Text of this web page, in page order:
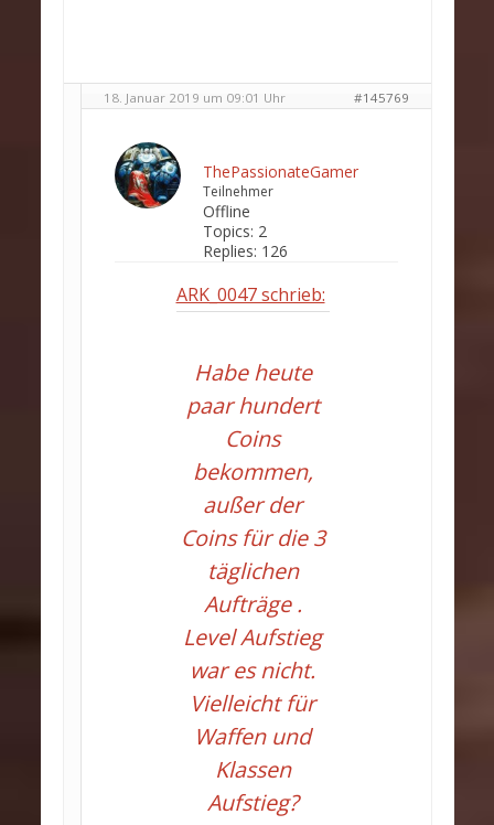
18. Januar 2019 um 09:01 Uhr #145769
ThePassionateGamer
Teilnehmer
Offline
Topics: 2
Replies: 126
ARK_0047 schrieb:
Habe heute
paar hundert
Coins
bekommen,
außer der
Coins für die 3
täglichen
Aufträge .
Level Aufstieg
war es nicht.
Vielleicht für
Waffen und
Klassen
Aufstieg?